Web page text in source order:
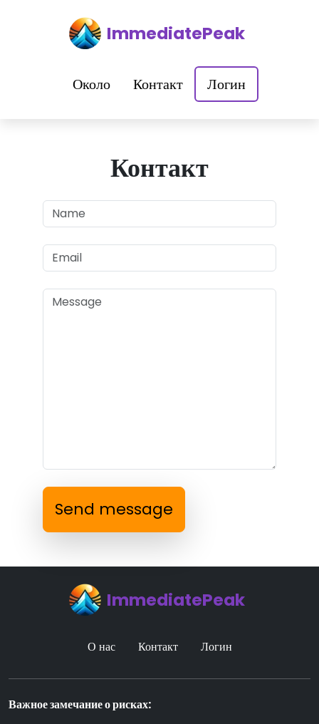
ImmediatePeak
Около Контакт Логин
Контакт
Send message
ImmediatePeak
О нас Контакт Логин
Важное замечание о рисках: